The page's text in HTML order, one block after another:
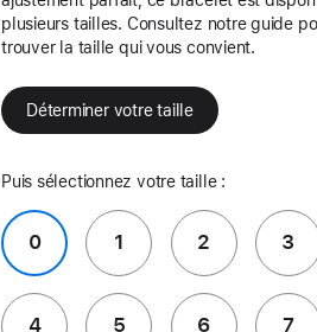
plusieurs tailles. Consultez notre guide
trouver la taille qui vous convient.
Déterminer votre taille
Puis sélectionnez votre taille :
0 1 2 3
4 5 6 7